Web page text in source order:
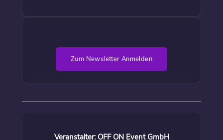
Zum Newsletter Anmelden
Veranstalter: OFF ON Event GmbH